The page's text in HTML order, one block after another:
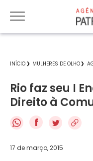
INÍCIO MULHERES DE OLHO
Rio faz seu I
Direito à
f
17 de março, 2015